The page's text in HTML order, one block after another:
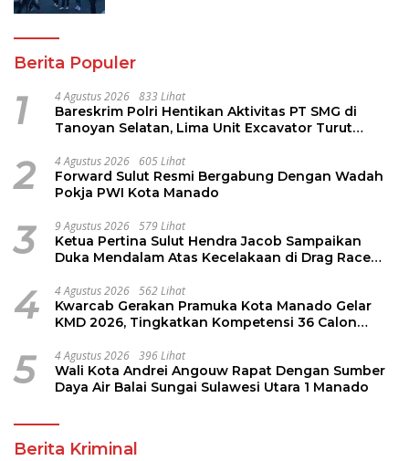
Berita Populer
1 4 Agustus 2026 833 Lihat
Bareskrim Polri Hentikan Aktivitas PT SMG di
Tanoyan Selatan, Lima Unit Excavator Turut
2 4 Agustus 2026 605 Lihat
Forward Sulut Resmi Bergabung Dengan Wadah
Pokja PWI Kota Manado
3 9 Agustus 2026 579 Lihat
Ketua Pertina Sulut Hendra Jacob Sampaikan
Duka Mendalam Atas Kecelakaan di Drag Race
4 4 Agustus 2026 562 Lihat
Kwarcab Gerakan Pramuka Kota Manado Gelar
KMD 2026, Tingkatkan Kompetensi 36 Calon
5 4 Agustus 2026 396 Lihat
Wali Kota Andrei Angouw Rapat Dengan Sumber
Daya Air Balai Sungai Sulawesi Utara 1 Manado
Berita Kriminal